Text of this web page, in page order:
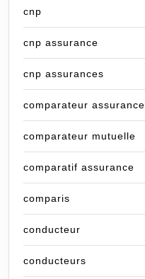
cnp
cnp assurance
cnp assurances
comparateur assurance
comparateur mutuelle
comparatif assurance
comparis
conducteur
conducteurs